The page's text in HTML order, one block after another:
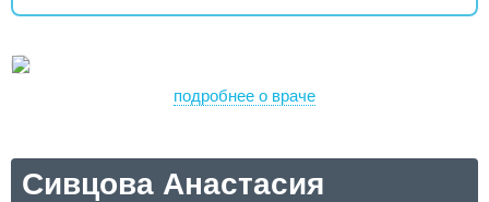
подробнее о враче
Сивцова Анастасия